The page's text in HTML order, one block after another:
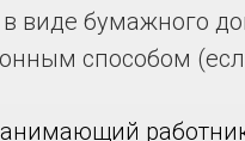
виде бумажного
способом